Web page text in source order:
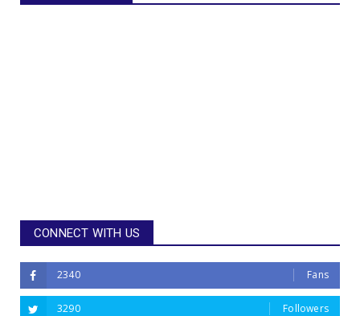
CONNECT WITH US
2340 Fans
3290 Followers